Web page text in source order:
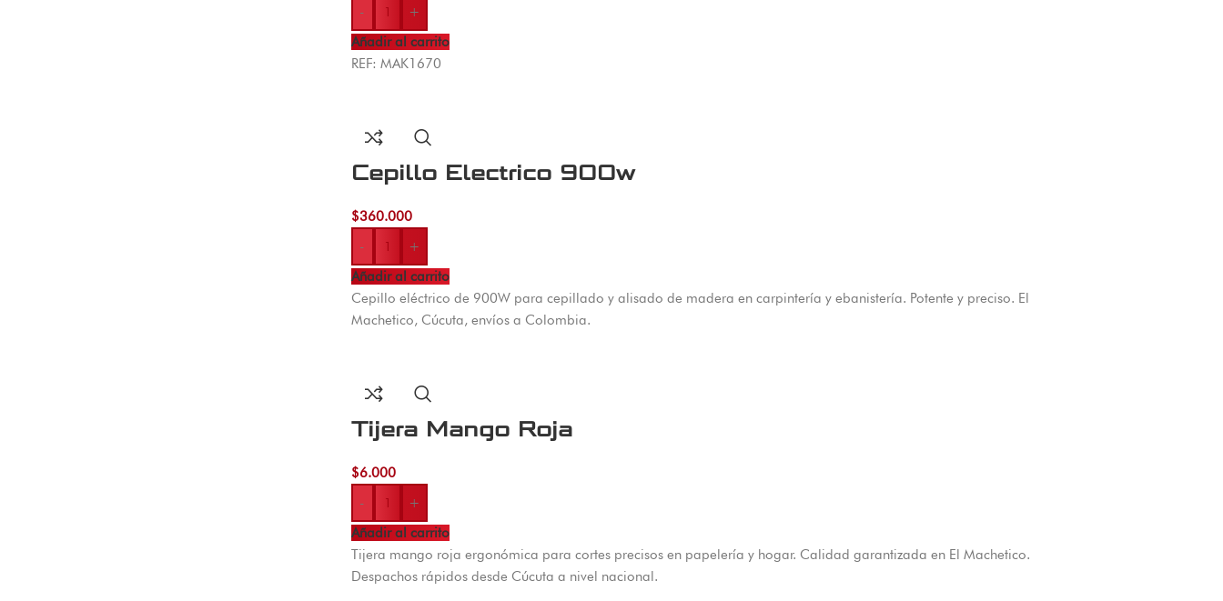
-
+
Añadir al carrito
REF: MAK1670
Cepillo Electrico 900w
$360.000
-
+
Añadir al carrito
Cepillo eléctrico de 900W para cepillado y alisado de madera en carpintería y ebanistería. Potente y preciso. El
Machetico, Cúcuta, envíos a Colombia.
Tijera Mango Roja
$6.000
-
+
Añadir al carrito
Tijera mango roja ergonómica para cortes precisos en papelería y hogar. Calidad garantizada en El Machetico.
Despachos rápidos desde Cúcuta a nivel nacional.